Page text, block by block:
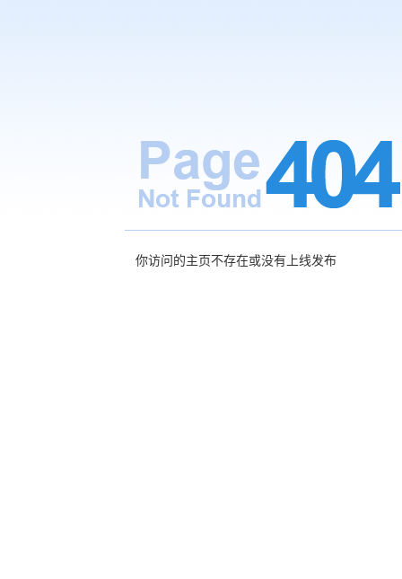
你访问的主页不存在或没有上线发布